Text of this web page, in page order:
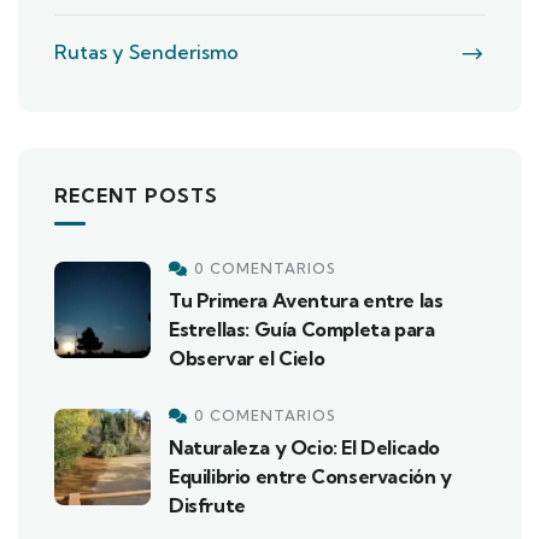
Rutas y Senderismo
RECENT POSTS
0 COMENTARIOS
Tu Primera Aventura entre las
Estrellas: Guía Completa para
Observar el Cielo
0 COMENTARIOS
Naturaleza y Ocio: El Delicado
Equilibrio entre Conservación y
Disfrute